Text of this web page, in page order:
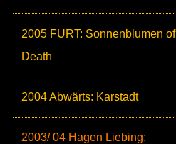
2005 FURT: Sonnenblumen of
Death
2004 Abwärts: Karstadt
2003/ 04 Hagen Liebing: